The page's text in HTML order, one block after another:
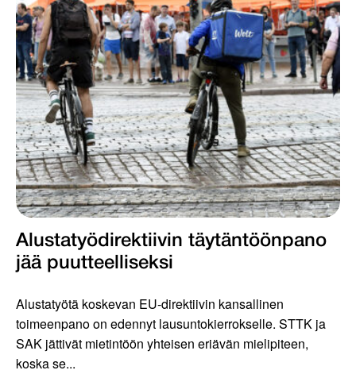
Alustatyödirektiivin täytäntöönpano
jää puutteelliseksi
Alustatyötä koskevan EU-direktiivin kansallinen
toimeenpano on edennyt lausuntokierrokselle. STTK ja
SAK jättivät mietintöön yhteisen eriävän mielipiteen,
koska se...